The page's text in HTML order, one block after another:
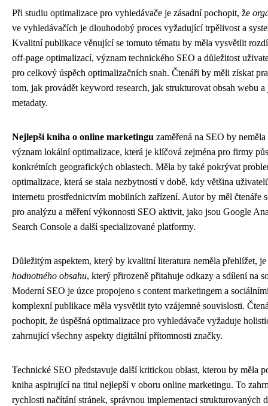
Při studiu optimalizace pro vyhledávače je zásadní pochopit, že
ve vyhledávačích je dlouhodobý proces vyžadující trpělivost a
Kvalitní publikace věnující se tomuto tématu by měla vysvětlit
off-page optimalizací, význam technického SEO a důležitost
pro celkový úspěch optimalizačních snah. Čtenáři by měli získat
tom, jak provádět keyword research, jak strukturovat obsah webu a
metadaty.
Nejlepší kniha o online marketingu zaměřená na SEO by
význam lokální optimalizace, která je klíčová zejména pro firmy
konkrétních geografických oblastech. Měla by také pokrývat
optimalizace, která se stala nezbytností v době, kdy většina
internetu prostřednictvím mobilních zařízení. Autor by měl čtenáře
pro analýzu a měření výkonnosti SEO aktivit, jako jsou Google
Search Console a další specializované platformy.
Důležitým aspektem, který by kvalitní literatura neměla přehlížet, je
hodnotného obsahu, který přirozeně přitahuje odkazy a sdílení na
Moderní SEO je úzce propojeno s content marketingem a
komplexní publikace měla vysvětlit tyto vzájemné souvislosti.
pochopit, že úspěšná optimalizace pro vyhledávače vyžaduje
zahrnující všechny aspekty digitální přítomnosti značky.
Technické SEO představuje další kritickou oblast, kterou by měla
kniha aspirující na titul nejlepší v oboru online marketingu. To
rychlosti načítání stránek, správnou implementaci strukturovaných